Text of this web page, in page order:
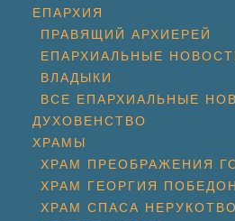
ЕПАРХИЯ
ПРАВЯЩИЙ АРХИЕРЕЙ
ЕПАРХИАЛЬНЫЕ
ВЛАДЫКИ
ВСЕ ЕПАРХИАЛЬНЫЕ
ДУХОВЕНСТВО
ХРАМЫ
ХРАМ ПРЕОБРАЖЕНИЯ
ХРАМ ГЕОРГИЯ
ХРАМ СПАСА